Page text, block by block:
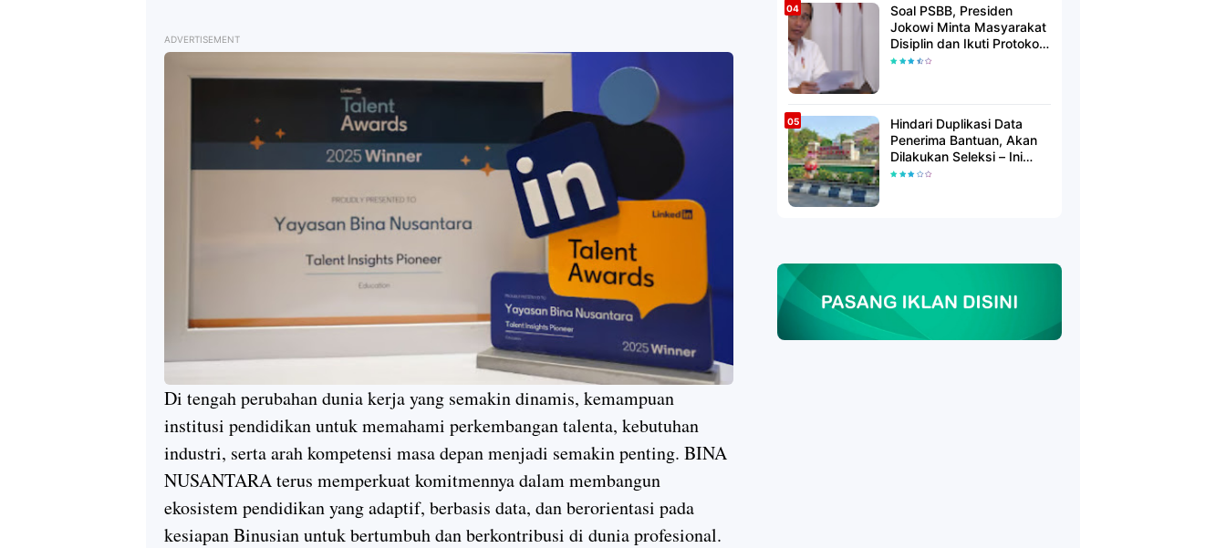
ADVERTISEMENT
Di tengah perubahan dunia kerja yang semakin dinamis, kemampuan
institusi pendidikan untuk memahami perkembangan talenta, kebutuhan
industri, serta arah kompetensi masa depan menjadi semakin penting. BINA
NUSANTARA terus memperkuat komitmennya dalam membangun
ekosistem pendidikan yang adaptif, berbasis data, dan berorientasi pada
kesiapan Binusian untuk bertumbuh dan berkontribusi di dunia profesional.
Soal PSBB, Presiden
Jokowi Minta Masyarakat
Disiplin dan Ikuti Protokol
Kesehatan
Hindari Duplikasi Data
Penerima Bantuan, Akan
Dilakukan Seleksi – Ini
Penjelasanya